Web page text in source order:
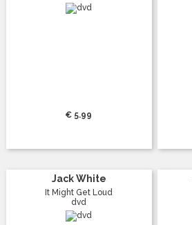
€ 5.99
Jack White
It Might Get Loud
dvd